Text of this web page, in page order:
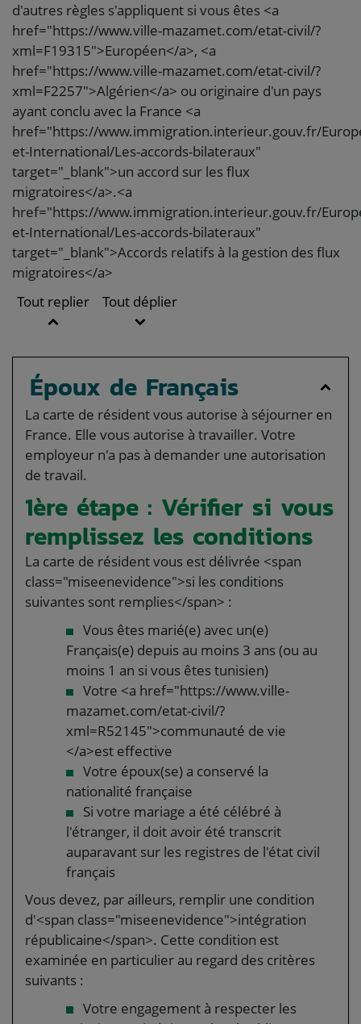
d'autres règles s'appliquent si vous êtes <a
href="https://www.ville-mazamet.com/etat-civil/?
xml=F19315">Européen</a>, <a
href="https://www.ville-mazamet.com/etat-civil/?
xml=F2257">Algérien</a> ou originaire d'un pays
ayant conclu avec la France <a
href="https://www.immigration.interieur.gouv.fr/
et-International/Les-accords-bilateraux"
target="_blank">un accord sur les flux
migratoires</a>.<a
href="https://www.immigration.interieur.gouv.fr/
et-International/Les-accords-bilateraux"
target="_blank">Accords relatifs à la gestion des flux
migratoires</a>
Tout replier
Tout déplier
Époux de Français
La carte de résident vous autorise à séjourner en
France. Elle vous autorise à travailler. Votre
employeur n'a pas à demander une autorisation
de travail.
1ère étape : Vérifier si vous
remplissez les conditions
La carte de résident vous est délivrée <span
class="miseenevidence">si les conditions
suivantes sont remplies</span> :
Vous êtes marié(e) avec un(e)
Français(e) depuis au moins 3 ans (ou au
moins 1 an si vous êtes tunisien)
Votre <a href="https://www.ville-
mazamet.com/etat-civil/?
xml=R52145">communauté de vie
</a>est effective
Votre époux(se) a conservé la
nationalité française
Si votre mariage a été célébré à
l'étranger, il doit avoir été transcrit
auparavant sur les registres de l'état civil
français
Vous devez, par ailleurs, remplir une condition
d'<span class="miseenevidence">intégration
républicaine</span>. Cette condition est
examinée en particulier au regard des critères
suivants :
Votre engagement à respecter les